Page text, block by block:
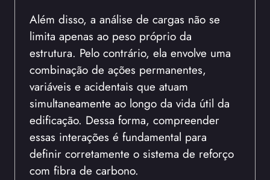
Além disso, a análise de cargas não se
limita apenas ao peso próprio da
estrutura. Pelo contrário, ela envolve uma
combinação de ações permanentes,
variáveis e acidentais que atuam
simultaneamente ao longo da vida útil da
edificação. Dessa forma, compreender
essas interações é fundamental para
definir corretamente o sistema de reforço
com fibra de carbono.